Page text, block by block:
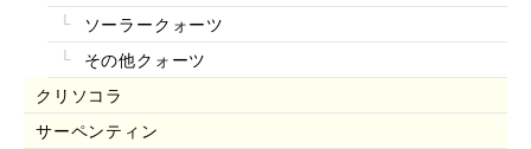
ソーラークォーツ
その他クォーツ
クリソコラ
サーペンティン